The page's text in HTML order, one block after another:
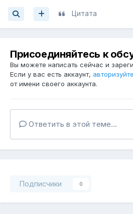
Цитата
Присоединяйтесь к
Вы можете написать сейчас и
Если у вас есть аккаунт,
от имени своего аккаунта.
Ответить в этой теме...
Подписчики 0